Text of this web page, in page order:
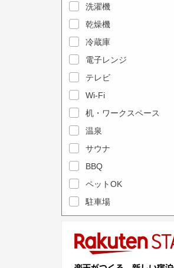
l
n
d
a
r
a
n
s
e
l
c
c
a
l
e
n
d
r
a
n
s
e
e
洗濯機
乾燥機
冷蔵庫
電子レンジ
テレビ
Wi-Fi
机・ワークスペース
温泉
サウナ
BBQ
ペットOK
駐車場